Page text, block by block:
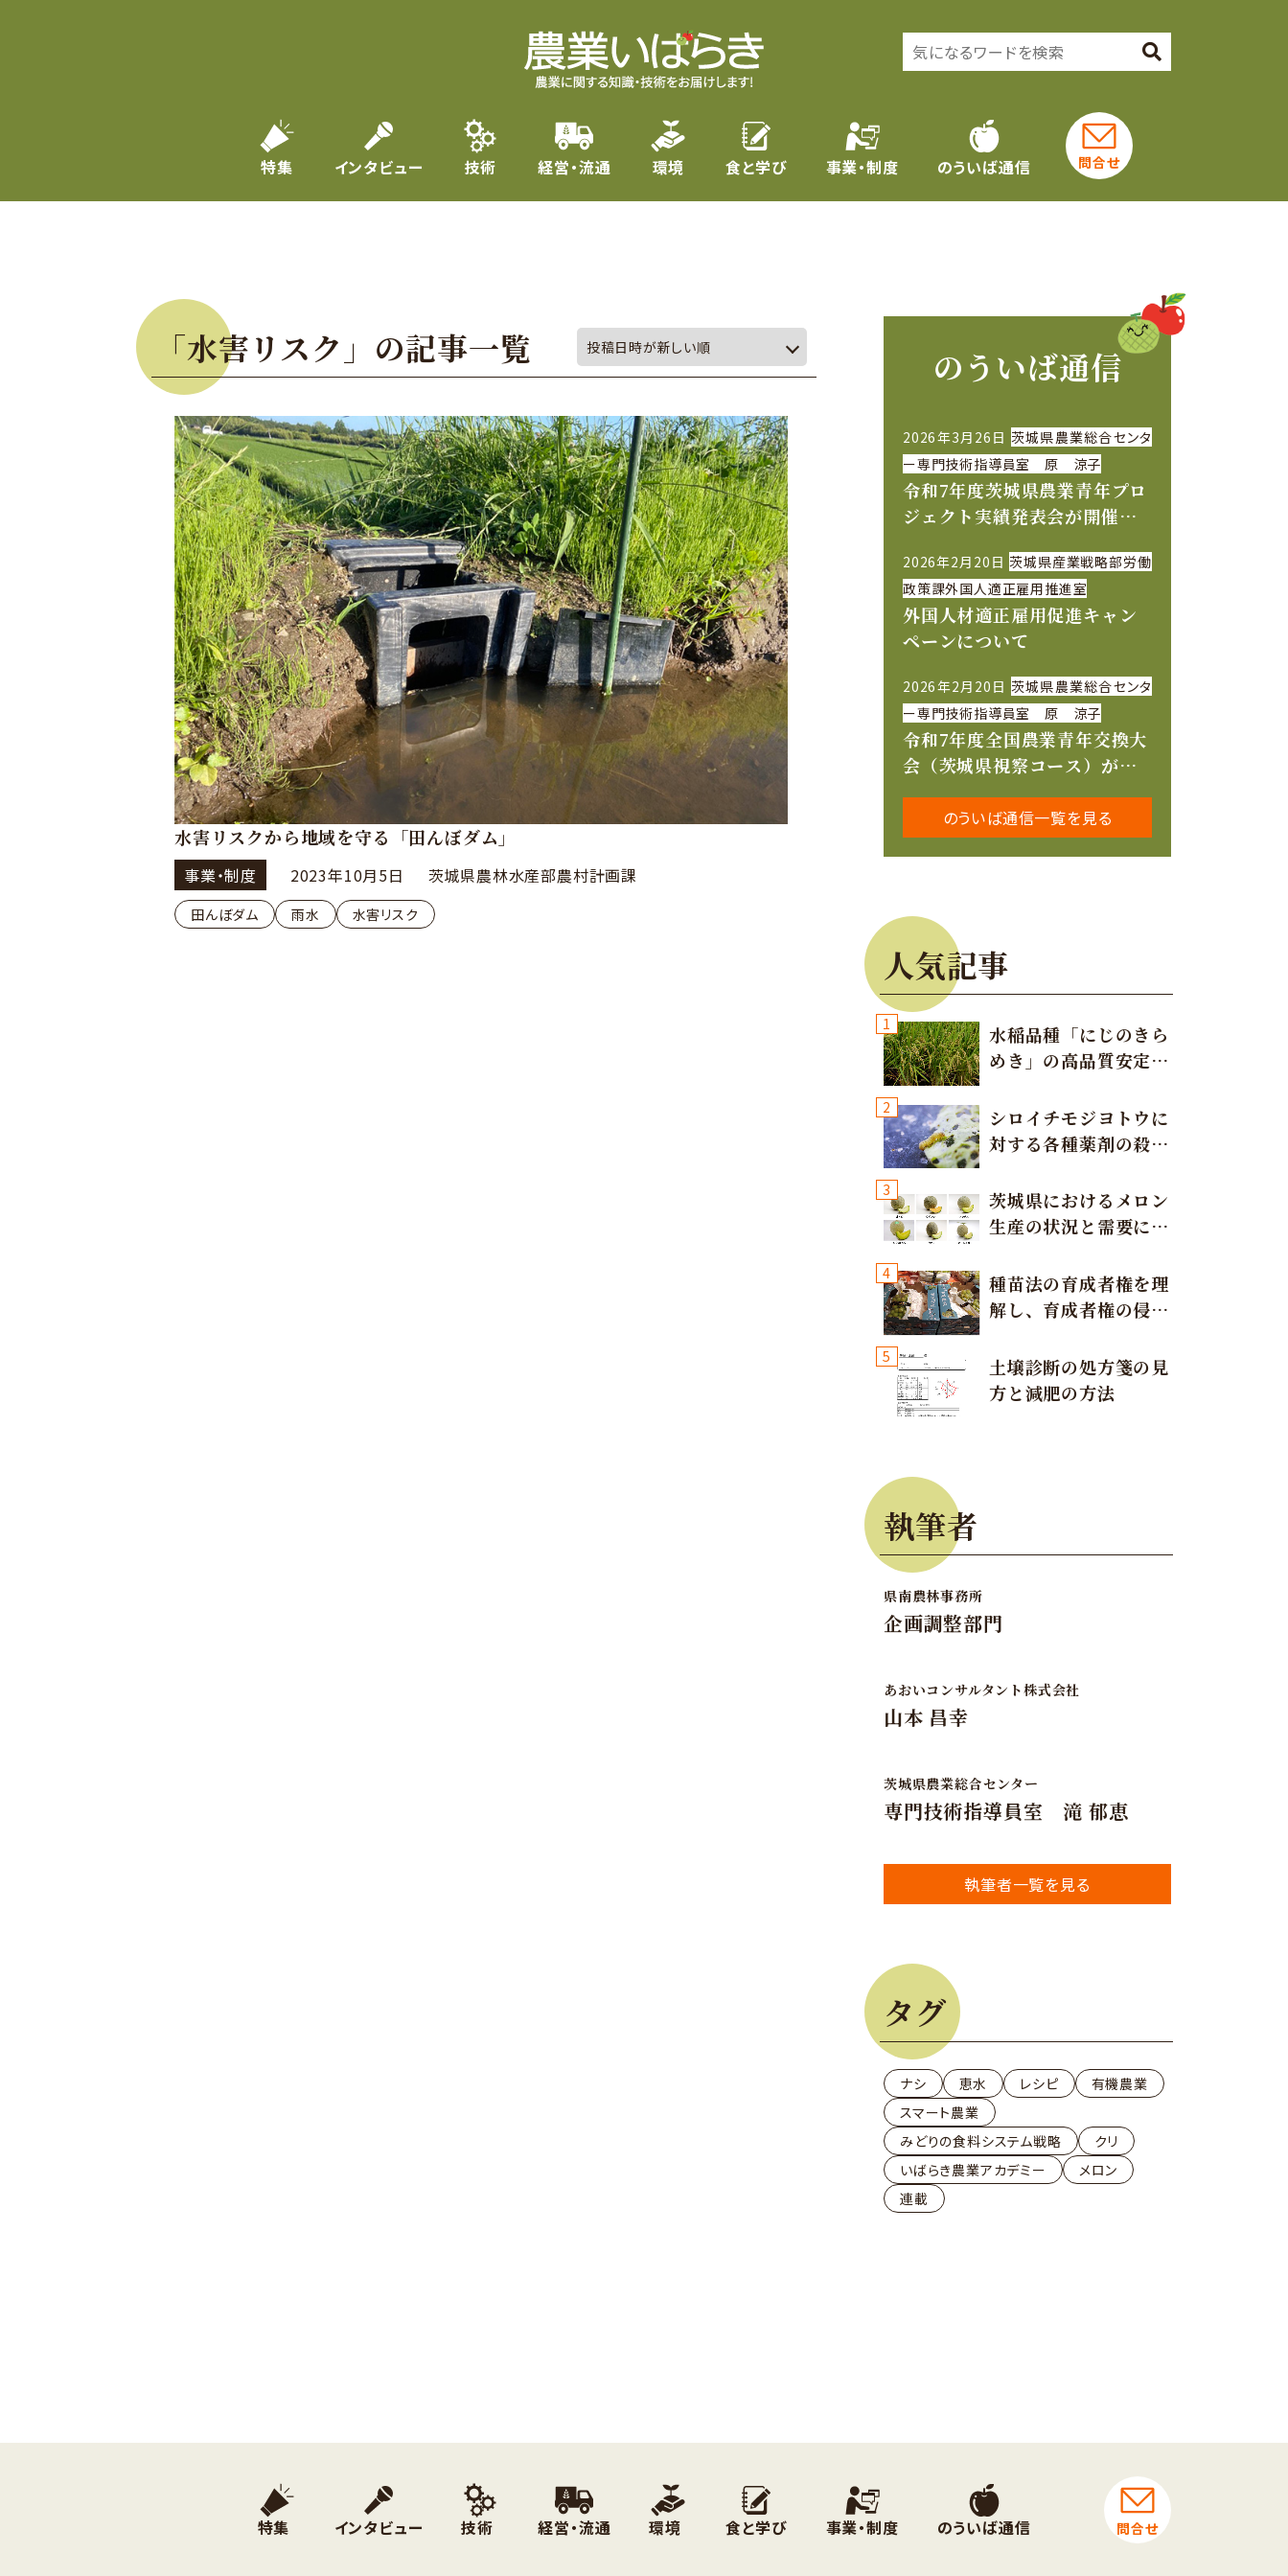
特集 インタビュー 技術 経営・流通 環境 食と学び 事業・制度 のういば通信 問合せ
「水害リスク」の記事一覧
水害リスクから地域を守る「田んぼダム」
事業・制度 2023年10月5日 茨城県農林水産部農村計画課
田んぼダム 雨水 水害リスク
のういば通信
2026年3月26日 茨城県農業総合センタ
ー専門技術指導員室 原 涼子
令和7年度茨城県農業青年プロ
ジェクト実績発表会が開催さ
2026年2月20日 茨城県産業戦略部労働
政策課外国人適正雇用推進室
外国人材適正雇用促進キャン
ペーンについて
2026年2月20日 茨城県農業総合センタ
ー専門技術指導員室 原 涼子
令和7年度全国農業青年交換大
会（茨城県視察コース）が開
のういば通信一覧を見る
人気記事
1
水稲品種「にじのきら
めき」の高品質安定多
2
シロイチモジヨトウに
対する各種薬剤の殺虫
3
茨城県におけるメロン
生産の状況と需要に応
4
種苗法の育成者権を理
解し、育成者権の侵害
意しましょう！
5
土壌診断の処方箋の見
方と減肥の方法
執筆者
県南農林事務所
企画調整部門
あおいコンサルタント株式会社
山本 昌幸
茨城県農業総合センター
専門技術指導員室 滝 郁恵
執筆者一覧を見る
タグ
ナシ 恵水 レシピ
有機農業
スマート農業
みどりの食料システム戦略
クリ
いばらき農業アカデミー
メロン
連載
特集 インタビュー 技術 経営・流通 環境 食と学び 事業・制度 のういば通信 問合せ